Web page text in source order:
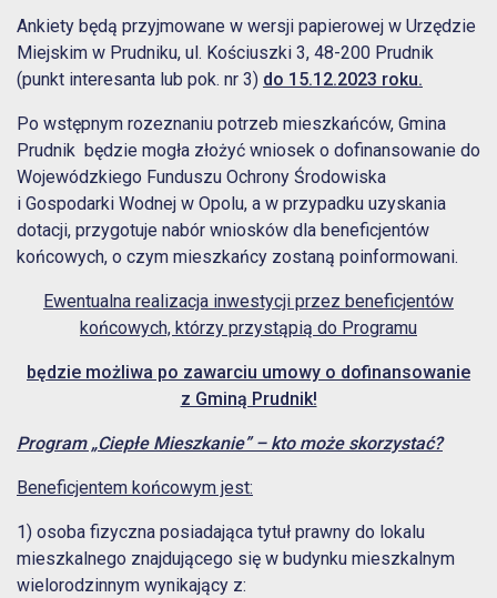
Ankiety będą przyjmowane w wersji papierowej w Urzędzie
Miejskim w Prudniku, ul. Kościuszki 3, 48-200 Prudnik
(punkt interesanta lub pok. nr 3) do 15.12.2023 roku.
Po wstępnym rozeznaniu potrzeb mieszkańców, Gmina
Prudnik będzie mogła złożyć wniosek o dofinansowanie do
Wojewódzkiego Funduszu Ochrony Środowiska
i Gospodarki Wodnej w Opolu, a w przypadku uzyskania
dotacji, przygotuje nabór wniosków dla beneficjentów
końcowych, o czym mieszkańcy zostaną poinformowani.
Ewentualna realizacja inwestycji przez beneficjentów
końcowych, którzy przystąpią do Programu
będzie możliwa po zawarciu umowy o dofinansowanie
z Gminą Prudnik!
Program „Ciepłe Mieszkanie” – kto może skorzystać?
Beneficjentem końcowym jest:
1) osoba fizyczna posiadająca tytuł prawny do lokalu
mieszkalnego znajdującego się w budynku mieszkalnym
wielorodzinnym wynikający z: